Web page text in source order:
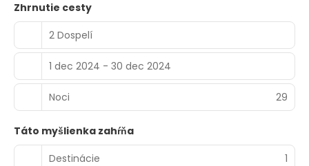
Zhrnutie cesty
2 Dospelí
1 dec 2024 - 30 dec 2024
Noci 29
Táto myšlienka zahŕňa
Destinácie
1